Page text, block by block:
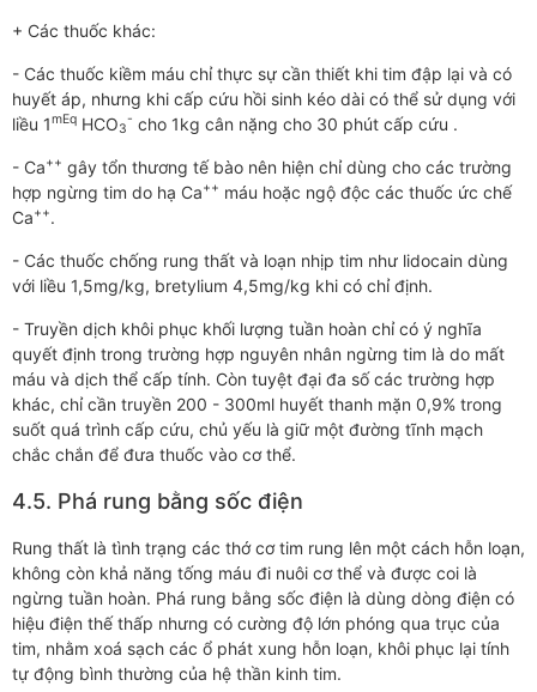
+ Các thuốc khác:
- Các thuốc kiềm máu chỉ thực sự cần thiết khi tim đập lại và có
huyết áp, nhưng khi cấp cứu hồi sinh kéo dài có thể sử dụng với
liều 1mEq HCO3
- cho 1kg cân nặng cho 30 phút cấp cứu .
- Ca++ gây tổn thương tế bào nên hiện chỉ dùng cho các trường
hợp ngừng tim do hạ Ca++ máu hoặc ngộ độc các thuốc ức chế
Ca++.
- Các thuốc chống rung thất và loạn nhịp tim như lidocain dùng
với liều 1,5mg/kg, bretylium 4,5mg/kg khi có chỉ định.
- Truyền dịch khôi phục khối lượng tuần hoàn chỉ có ý nghĩa
quyết định trong trường hợp nguyên nhân ngừng tim là do mất
máu và dịch thể cấp tính. Còn tuyệt đại đa số các trường hợp
khác, chỉ cần truyền 200 - 300ml huyết thanh mặn 0,9% trong
suốt quá trình cấp cứu, chủ yếu là giữ một đường tĩnh mạch
chắc chắn để đưa thuốc vào cơ thể.
4.5. Phá rung bằng sốc điện
Rung thất là tình trạng các thớ cơ tim rung lên một cách hỗn loạn,
không còn khả năng tống máu đi nuôi cơ thể và được coi là
ngừng tuần hoàn. Phá rung bằng sốc điện là dùng dòng điện có
hiệu điện thế thấp nhưng có cường độ lớn phóng qua trục của
tim, nhằm xoá sạch các ổ phát xung hỗn loạn, khôi phục lại tính
tự động bình thường của hệ thần kinh tim.